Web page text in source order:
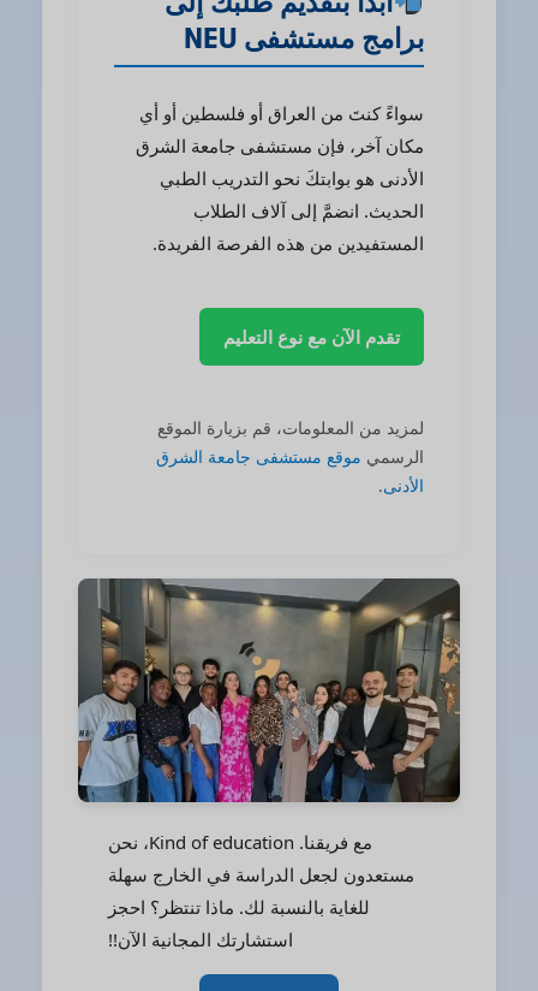
برامج مستشفى NEU
سواءً كنتَ من العراق أو فلسطين أو أي
مكان آخر، فإن مستشفى جامعة الشرق
الأدنى هو بوابتكَ نحو التدريب الطبي
الحديث. انضمَّ إلى آلاف الطلاب
المستفيدين من هذه الفرصة الفريدة.
تقدم الآن مع نوع التعليم
لمزيد من المعلومات، قم بزيارة الموقع
الرسمي موقع مستشفى جامعة الشرق
الأدنى.
مع فريقنا. Kind of education، نحن
مستعدون لجعل الدراسة في الخارج سهلة
للغاية بالنسبة لك. ماذا تنتظر؟ احجز
استشارتك المجانية الآن!!